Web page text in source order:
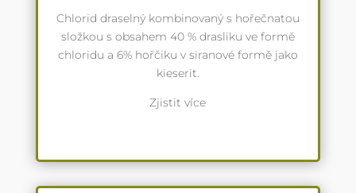
Chlorid draselný kombinovaný s hořečnatou
složkou s obsahem 40 % drasliku ve formě
chloridu a 6% hořčiku v siranové formě jako
kieserit.
Zjistit více